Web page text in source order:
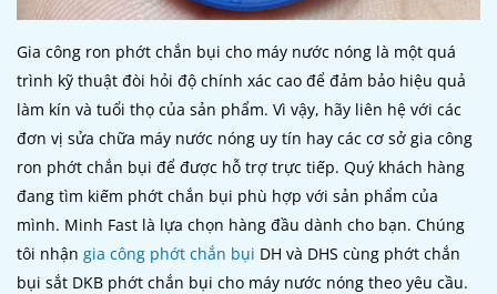
Gia công ron phớt chắn bụi cho máy nước nóng là một quá
trình kỹ thuật đòi hỏi độ chính xác cao để đảm bảo hiệu quả
làm kín và tuổi thọ của sản phẩm. Vì vậy, hãy liên hệ với các
đơn vị sửa chữa máy nước nóng uy tín hay các cơ sở gia công
ron phớt chắn bụi để được hỗ trợ trực tiếp. Quý khách hàng
đang tìm kiếm phớt chắn bụi phù hợp với sản phẩm của
mình. Minh Fast là lựa chọn hàng đầu dành cho bạn. Chúng
tôi nhận gia công phớt chắn bụi DH và DHS cùng phớt chắn
bụi sắt DKB phớt chắn bụi cho máy nước nóng theo yêu cầu.